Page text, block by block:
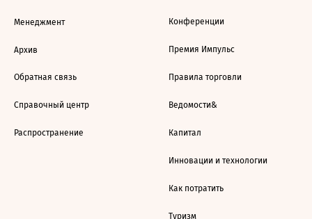
Менеджмент
Архив
Обратная связь
Справочный центр
Распространение
Конференции
Премия Импульс
Правила торговли
Ведомости&
Капитал
Инновации и технологии
Как потратить
Туризм